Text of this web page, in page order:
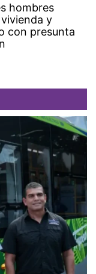
hombres
y
con presunta